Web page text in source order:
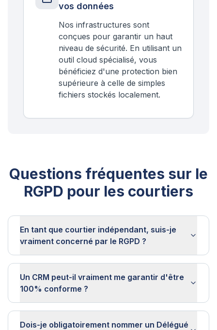
vos données
Nos infrastructures sont
conçues pour garantir un haut
niveau de sécurité. En utilisant un
outil cloud spécialisé, vous
bénéficiez d'une protection bien
supérieure à celle de simples
fichiers stockés localement.
Questions fréquentes sur le
RGPD pour les courtiers
En tant que courtier indépendant, suis-je
vraiment concerné par le RGPD ?
Un CRM peut-il vraiment me garantir d'être
100% conforme ?
Dois-je obligatoirement nommer un Délégué